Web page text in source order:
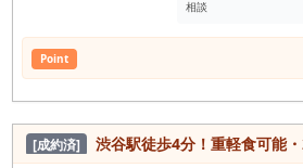
相談
Point
[成約済] 渋谷駅徒歩4分！重軽食可能